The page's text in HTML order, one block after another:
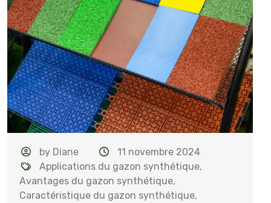
by Diane
11 novembre 2024
Applications du gazon synthétique,
Avantages du gazon synthétique,
Caractéristique du gazon synthétique,